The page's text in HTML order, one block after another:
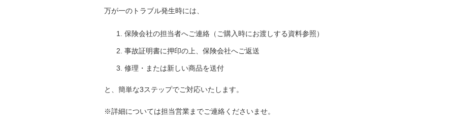
万が一のトラブル発生時には、
保険会社の担当者へご連絡（ご購入時にお渡しする資料参照）
事故証明書に押印の上、保険会社へご返送
修理・または新しい商品を送付
と、簡単な3ステップでご対応いたします。
※詳細については担当営業までご連絡くださいませ。